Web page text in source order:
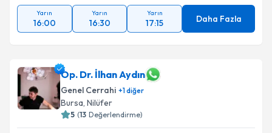
Yarın
16:00
Yarın
16:30
Yarın
17:15 Daha Fazla
Op. Dr. İlhan Aydın
Genel Cerrahi +1diğer
Bursa, Nilüfer
5 (13 Değerlendirme)